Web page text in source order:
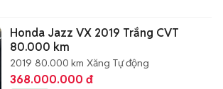
Honda Jazz VX 2019 Trắng CVT
80.000 km
2019 80.000 km Xăng Tự động
368.000.000 đ